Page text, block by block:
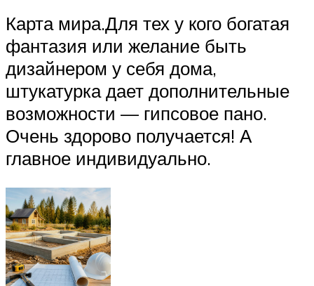
Карта мира.Для тех у кого богатая
фантазия или желание быть
дизайнером у себя дома,
штукатурка дает дополнительные
возможности — гипсовое пано.
Очень здорово получается! А
главное индивидуально.